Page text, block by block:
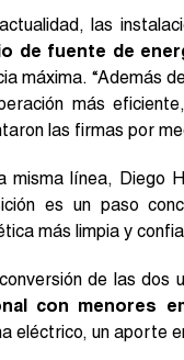
las
de fuente de
máxima. “Además
más
las firmas por
misma línea, Diego
es un paso
más limpia y
de las dos
con menores
eléctrico, un aporte